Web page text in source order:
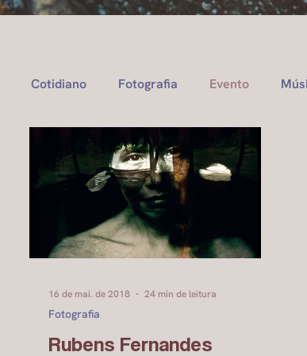
Cotidiano Fotografia Evento
16 de mai. de 2018 24 min de leitura
Fotografia
Rubens Fernandes